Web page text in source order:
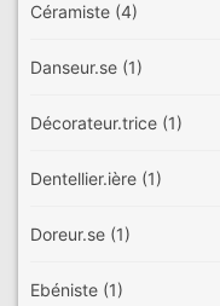
Céramiste (4)
Danseur.se (1)
Décorateur.trice (1)
Dentellier.ière (1)
Doreur.se (1)
Ebéniste (1)